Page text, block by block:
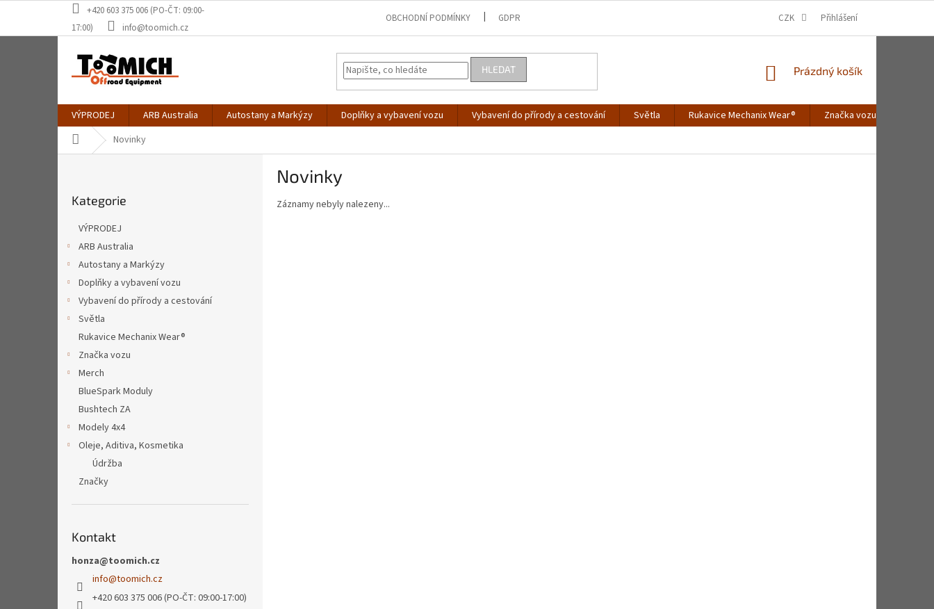
obsah
+420 603 375 006 (PO-ČT: 09:00-
17:00)
info@toomich.cz
OBCHODNÍ PODMÍNKY GDPR CZK Přihlášení
HLEDAT
NÁKUPNÍ
Prázdný košík
VÝPRODEJ ARB Australia Autostany a Markýzy Doplňky a vybavení vozu Vybavení do přírody a cestování Světla Rukavice Mechanix Wear® Značka vozu
Domů Novinky
kategorie
Kategorie
VÝPRODEJ
ARB Australia
Autostany a Markýzy
Doplňky a vybavení vozu
Vybavení do přírody a cestování
Světla
Rukavice Mechanix Wear®
Značka vozu
Merch
BlueSpark Moduly
Bushtech ZA
Modely 4x4
Oleje, Aditiva, Kosmetika
Údržba
Značky
Kontakt
honza@toomich.cz
info@toomich.cz
+420 603 375 006 (PO-ČT: 09:00-17:00)
Novinky
Záznamy nebyly nalezeny...